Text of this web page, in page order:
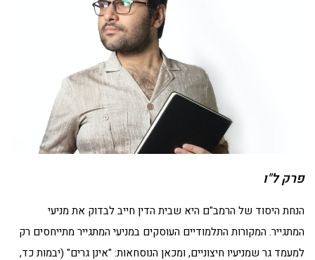
פרק ל"ו
הנחת היסוד של הרמב"ם היא שבית הדין חייב לבדוק את מניעי
המתגייר. המקורות התלמודיים העוסקים במניעי המתגייר מתייחסים רק
למעמד גר שמניעיו חיצוניים, ומכאן הנוסחאות: "אינן גרים" (יבמות כד,